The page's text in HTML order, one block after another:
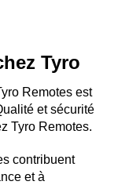
Tyro
Remotes est
et sécurité
Tyro Remotes.
contribuent
et à